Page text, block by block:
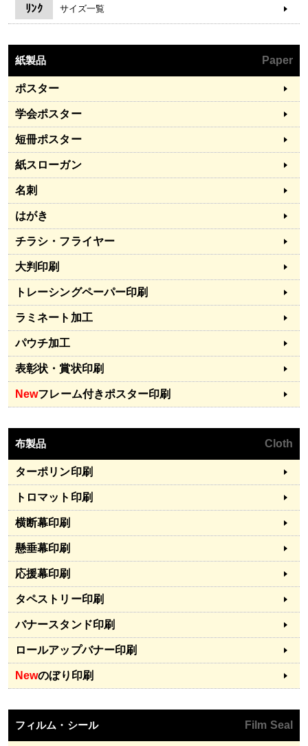
ﾘﾝｸ サイズ一覧
紙製品 Paper
ポスター
学会ポスター
短冊ポスター
紙スローガン
名刺
はがき
チラシ・フライヤー
大判印刷
トレーシングペーパー印刷
ラミネート加工
パウチ加工
表彰状・賞状印刷
Newフレーム付きポスター印刷
布製品 Cloth
ターポリン印刷
トロマット印刷
横断幕印刷
懸垂幕印刷
応援幕印刷
タペストリー印刷
バナースタンド印刷
ロールアップバナー印刷
Newのぼり印刷
フィルム・シール Film Seal